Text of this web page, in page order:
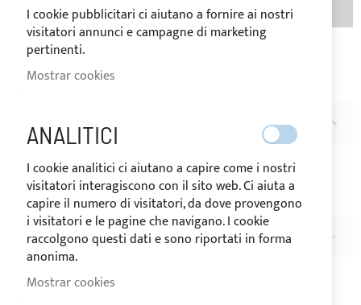
AÑADIR AL CARRITO
comparar
Base de soporte tipo chymacera en nilón blanco
DIMENSIONES: h.47mm - Ø12mm
RESEÑAS 1
I cookie pubblicitari ci aiutano a fornire ai nostri
visitatori annunci e campagne di marketing
pertinenti.
Mostrar cookies
ANALITICI
I cookie analitici ci aiutano a capire come i nostri
visitatori interagiscono con il sito web. Ci aiuta a
capire il numero di visitatori, da dove provengono
i visitatori e le pagine che navigano. I cookie
raccolgono questi dati e sono riportati in forma
anonima.
Mostrar cookies